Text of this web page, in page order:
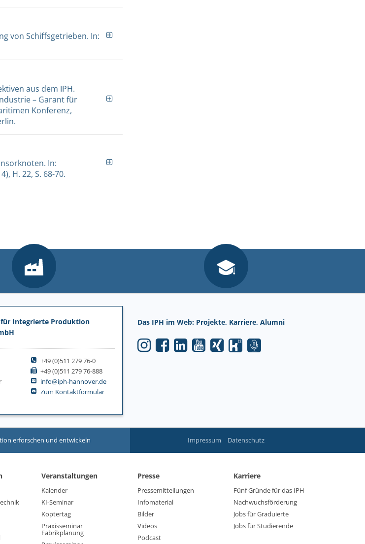
von Schiffsgetrieben. In:
aus dem IPH.
– Garant für
Konferenz,
In:
H. 22, S. 68-70.
Integrierte Produktion
+49 (0)511 279 76-0
+49 (0)511 279 76-888
info@iph-hannover.de
Zum Kontaktformular
Das IPH im Web: Projekte, Karriere, Alumni
erforschen und entwickeln Impressum Datenschutz
Veranstaltungen
Kalender
KI-Seminar
Koptertag
Praxisseminar
Fabrikplanung
Presse
Pressemitteilungen
Infomaterial
Bilder
Videos
Podcast
Karriere
Fünf Gründe für das IPH
Nachwuchsförderung
Jobs für Graduierte
Jobs für Studierende